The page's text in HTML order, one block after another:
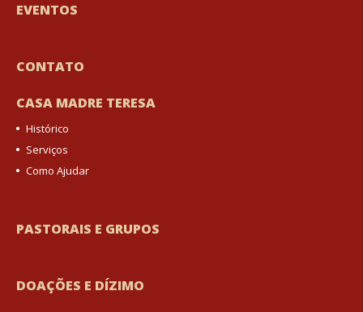
EVENTOS
CONTATO
CASA MADRE TERESA
Histórico
Serviços
Como Ajudar
PASTORAIS E GRUPOS
DOAÇÕES E DÍZIMO